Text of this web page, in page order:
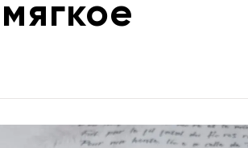
мягкое